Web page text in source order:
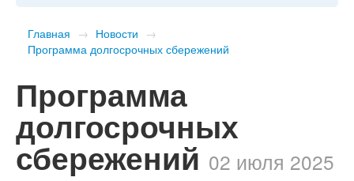
Главная → Новости →
Программа долгосрочных сбережений
Программа
долгосрочных
сбережений 02 июля 2025